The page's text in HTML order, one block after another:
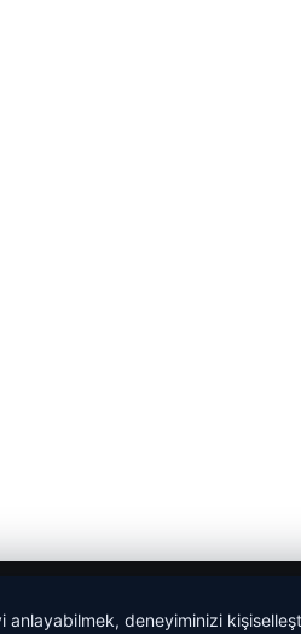
anlayabilmek, deneyiminizi